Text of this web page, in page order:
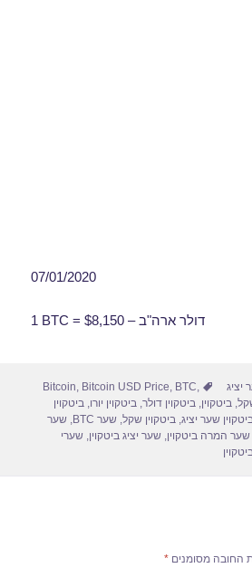
07/01/2020
1 BTC = $8,150 – דולר ארה"ב
יציג תגיות Bitcoin, Bitcoin USD Price, BTC,
,ביטקוין,ביטקוין דולר,ביטקוין יורו,ביטקוין
שער יציג,ביטקוין שקל,שער BTC ,שער
שער המרה ביטקוין,שער יציג ביטקוין,שערי
החובה מסומנים*